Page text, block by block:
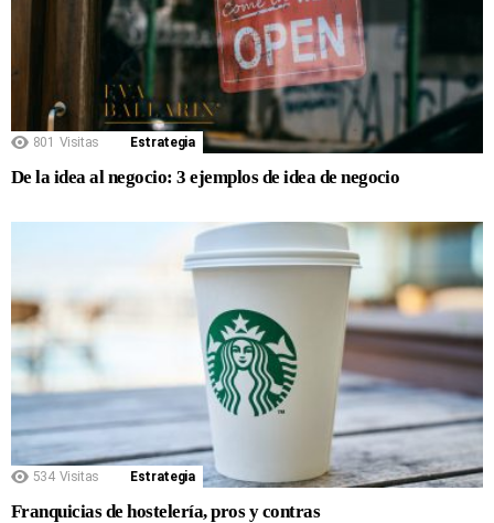
801 Visitas Estrategia
De la idea al negocio: 3 ejemplos de idea de negocio
534 Visitas Estrategia
Franquicias de hostelería, pros y contras